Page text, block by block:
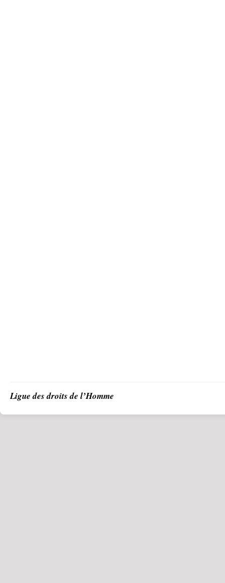
Ligue des droits de l’Homme